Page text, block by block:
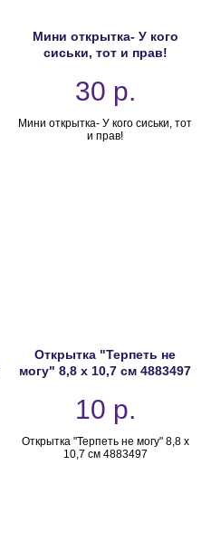
Мини открытка- У кого
сиськи, тот и прав!
30 р.
Мини открытка- У кого сиськи, тот
и прав!
Открытка "Терпеть не
могу" 8,8 х 10,7 см 4883497
10 р.
Открытка "Терпеть не могу" 8,8 х
10,7 см 4883497